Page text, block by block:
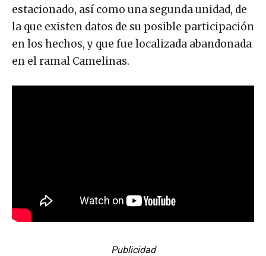
estacionado, así como una segunda unidad, de
la que existen datos de su posible participación
en los hechos, y que fue localizada abandonada
en el ramal Camelinas.
Publicidad